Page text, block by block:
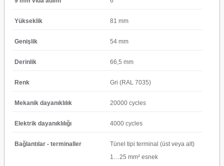
Yükseklik 81 mm
Genişlik 54 mm
Derinlik 66,5 mm
Renk Gri (RAL 7035)
Mekanik dayanıklılık 20000 cycles
Elektrik dayanıklılığı 4000 cycles
Bağlantılar - terminaller
Tünel tipi terminal (üst veya alt)
1…25 mm² esnek